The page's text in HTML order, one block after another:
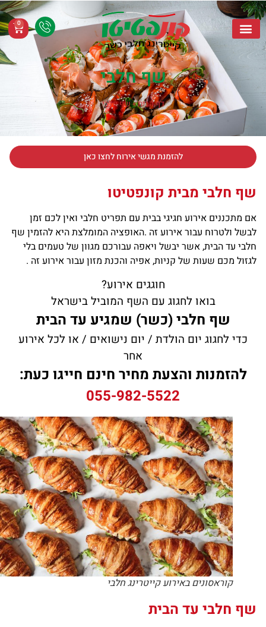
0
שף חלבי
דף הבית»שף חלבי
להזמנת מגשי אירוח לחצו כאן
חלבי מבית קונפטיטו
מתכננים אירוע חגיגי בבית עם תפריט חלבי ואין לכם זמן
ולטרוח עבור אירוע זה .האופציה המומלצת היא להזמין שף
עד הבית, אשר יבשל ויאפה עבורכם מגוון של טעמים בלי
מכם שעות של קניות, אפיה והכנת מזון עבור אירוע זה .
חוגגים אירוע?
בואו לחגוג עם השף המוביל בישראל
שף חלבי (כשר) שמגיע עד הבית
כדי לחגוג יום הולדת / יום נישואים / או לכל אירוע
אחר
להזמנות והצעת מחיר חינם חייגו כעת:
055-982-5522
קוראסונים באירוע קייטרינג חלבי
חלבי עד הבית